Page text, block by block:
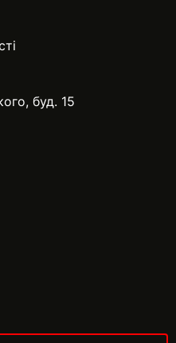
буд. 15